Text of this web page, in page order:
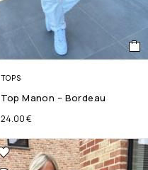
TOPS
Top Manon – Bordeau
24.00€